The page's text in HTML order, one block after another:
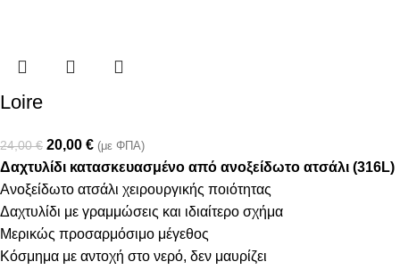
Loire
24,00€ 20,00 € (με ΦΠΑ)
Δαχτυλίδι κατασκευασμένο από ανοξείδωτο ατσάλι (316L)
Ανοξείδωτο ατσάλι χειρουργικής ποιότητας
Δαχτυλίδι με γραμμώσεις και ιδιαίτερο σχήμα
Μερικώς προσαρμόσιμο μέγεθος
Κόσμημα με αντοχή στο νερό, δεν μαυρίζει